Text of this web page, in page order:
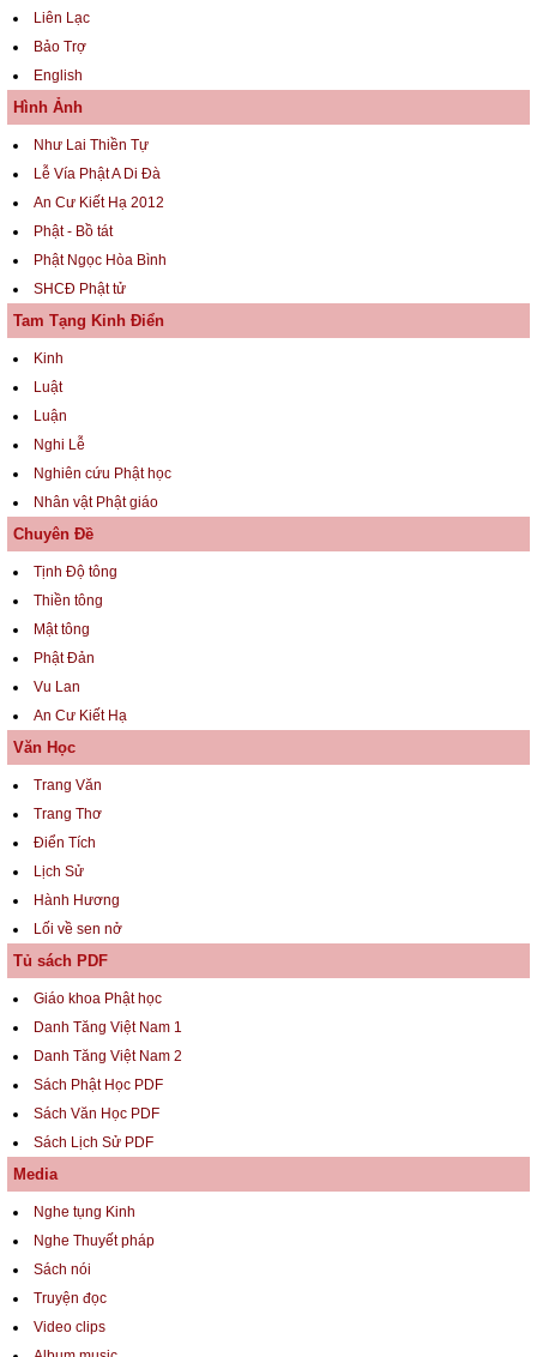
Liên Lạc
Bảo Trợ
English
Hình Ảnh
Như Lai Thiền Tự
Lễ Vía Phật A Di Đà
An Cư Kiết Hạ 2012
Phật - Bồ tát
Phật Ngọc Hòa Bình
SHCĐ Phật tử
Tam Tạng Kinh Điển
Kinh
Luật
Luận
Nghi Lễ
Nghiên cứu Phật học
Nhân vật Phật giáo
Chuyên Đề
Tịnh Độ tông
Thiền tông
Mật tông
Phật Đản
Vu Lan
An Cư Kiết Hạ
Văn Học
Trang Văn
Trang Thơ
Điển Tích
Lịch Sử
Hành Hương
Lối về sen nở
Tủ sách PDF
Giáo khoa Phật học
Danh Tăng Việt Nam 1
Danh Tăng Việt Nam 2
Sách Phật Học PDF
Sách Văn Học PDF
Sách Lịch Sử PDF
Media
Nghe tụng Kinh
Nghe Thuyết pháp
Sách nói
Truyện đọc
Video clips